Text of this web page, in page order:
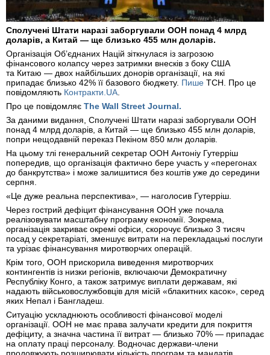
Сполучені Штати наразі заборгували ООН понад 4 млрд
доларів, а Китай — ще близько 455 млн доларів.
Організація Об’єднаних Націй зіткнулася із загрозою
фінансового колапсу через затримки внесків з боку США
та Китаю — двох найбільших донорів організації, на які
припадає близько 42% її базового бюджету. Пише ТСН. Про це
повідомляють Контракти.UA.
Про це повідомляє The Wall Street Journal.
За даними видання, Сполучені Штати наразі заборгували ООН
понад 4 млрд доларів, а Китай — ще близько 455 млн доларів,
попри нещодавній переказ Пекіном 850 млн доларів.
На цьому тлі генеральний секретар ООН Антоніу Гутерріш
попередив, що організація фактично бере участь у «перегонах
до банкрутства» і може залишитися без коштів уже до середини
серпня.
«Це дуже реальна перспектива», — наголосив Гутерріш.
Через гострий дефіцит фінансування ООН уже почала
реалізовувати масштабну програму економії. Зокрема,
організація закриває окремі офіси, скорочує близько 3 тисяч
посад у секретаріаті, зменшує витрати на перекладацькі послуги
та урізає фінансування миротворчих операцій.
Крім того, ООН прискорила виведення миротворчих
контингентів із низки регіонів, включаючи Демократичну
Республіку Конго, а також затримує виплати державам, які
надають військовослужбовців для місій «блакитних касок», серед
яких Непал і Бангладеш.
Ситуацію ускладнюють особливості фінансової моделі
організації. ООН не має права залучати кредити для покриття
дефіциту, а значна частина її витрат — близько 70% — припадає
на оплату праці персоналу. Водночас держави-члени